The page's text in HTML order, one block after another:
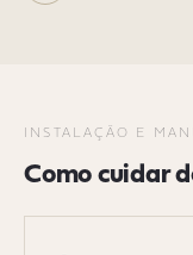
INSTALAÇÃO E
Como cuidar